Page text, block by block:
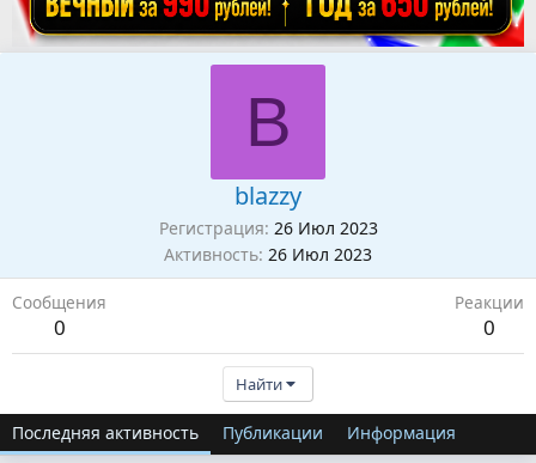
B
blazzy
Регистрация 26 Июл 2023
Активность 26 Июл 2023
Сообщения
0
Реакции
0
Найти
Последняя активность Публикации Информация